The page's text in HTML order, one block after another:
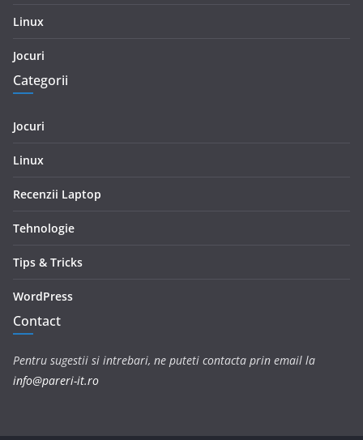
Linux
Jocuri
Categorii
Jocuri
Linux
Recenzii Laptop
Tehnologie
Tips & Tricks
WordPress
Contact
Pentru sugestii si intrebari, ne puteti contacta prin email la
info@pareri-it.ro